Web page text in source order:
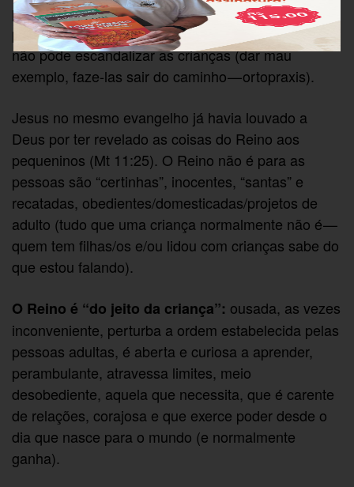
primeiro lugar é o da criança (paidion), dos
pequeninos (mikron). Tem que ser como criança,
não pode escandalizar as crianças (dar mau
exemplo, faze-las sair do caminho — ortopraxis).
Jesus no mesmo evangelho já havia louvado a
Deus por ter revelado as coisas do Reino aos
pequeninos (Mt 11:25). O Reino não é para as
pessoas são “certinhas”, inocentes, “santas” e
recatadas, obedientes/domesticadas/projetos de
adulto (tudo que uma criança normalmente não é —
quem tem filhas/os e/ou lidou com crianças sabe do
que estou falando).
O Reino é “do jeito da criança”: ousada, as vezes
inconveniente, perturba a ordem estabelecida pelas
pessoas adultas, é aberta e curiosa a aprender,
perambulante, atravessa limites, meio
desobediente, aquela que necessita, que é carente
de relações, corajosa e que exerce poder desde o
dia que nasce para o mundo (e normalmente
ganha).